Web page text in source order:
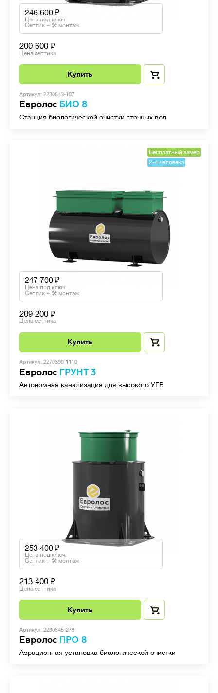
246 600
Цена под ключ:
Септик + 🛠 монтаж
200 600
Цена септика
Купить
Артикул: 2230843-187
Евролос БИО 8
Станция биологической очистки сточных вод
Бесплатный замер
2-4 человека
247 700
Цена под ключ:
Септик + 🛠 монтаж
209 200
Цена септика
Купить
Артикул: 2270390-1110
Евролос ГРУНТ 3
Автономная канализация для высокого УГВ
253 400
Цена под ключ:
Септик + 🛠 монтаж
213 400
Цена септика
Купить
Артикул: 2230845-279
Евролос ПРО 8
Аэрационная установка биологической очистки